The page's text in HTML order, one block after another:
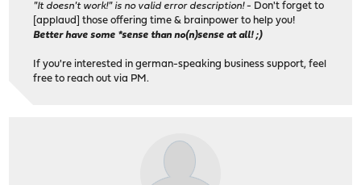
"It doesn't work!" is no valid error description!- Don't forget to
[applaud] those offering time & brainpower to help you!
Better have some *sense than no(n)sense at all! ;)
If you're interested in german-speaking business support, feel
free to reach out via PM.